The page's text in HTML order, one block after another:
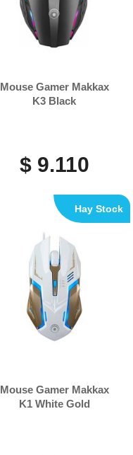
Mouse Gamer Makkax
K3 Black
$ 9.110
Mouse Gamer Makkax
K1 White Gold
Hay Stock